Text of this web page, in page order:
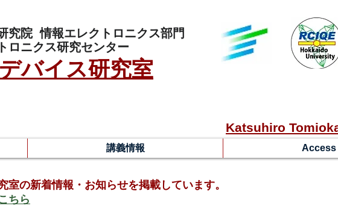
究院情報エレクトロニクス部門
ロニクス研究センター
バイス研究室
Katsuhiro
講義情報 Access
室の新着情報・お知らせを掲載しています。
ちら